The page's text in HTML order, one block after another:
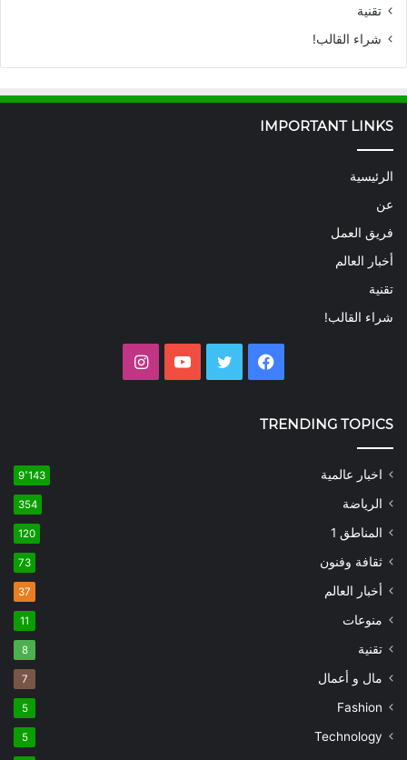
تقنية
شراء القالب!
IMPORTANT LINKS
الرئيسية
عن
فريق العمل
أخبار العالم
تقنية
شراء القالب!
فيسبوك تويتر يوتيوب
TRENDING TOPICS
اخبار عالمية 9٬143
الرياضة 354
المناطق 1 120
ثقافة وفنون 73
أخبار العالم 37
منوعات 11
تقنية 8
مال و أعمال 7
Fashion
5
Technology
5